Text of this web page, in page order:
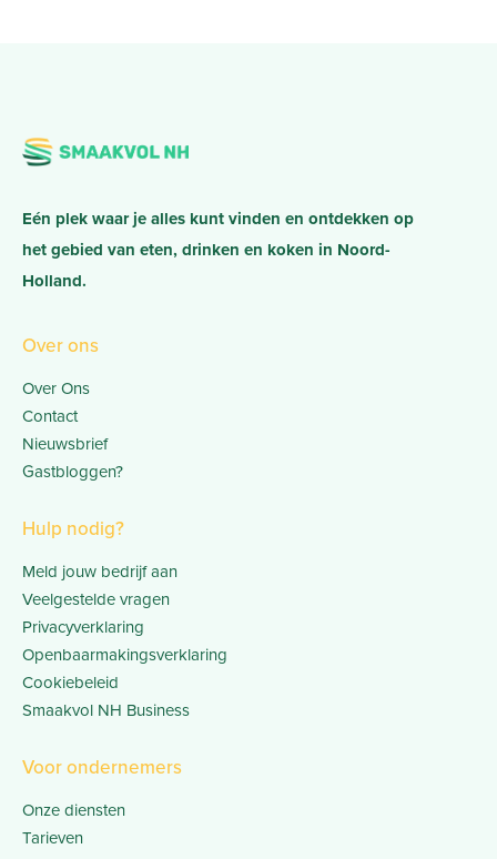
Eén plek waar je alles kunt vinden en ontdekken op
het gebied van eten, drinken en koken in Noord-
Holland.
Over ons
Over Ons
Contact
Nieuwsbrief
Gastbloggen?
Hulp nodig?
Meld jouw bedrijf aan
Veelgestelde vragen
Privacyverklaring
Openbaarmakingsverklaring
Cookiebeleid
Smaakvol NH Business
Voor ondernemers
Onze diensten
Tarieven